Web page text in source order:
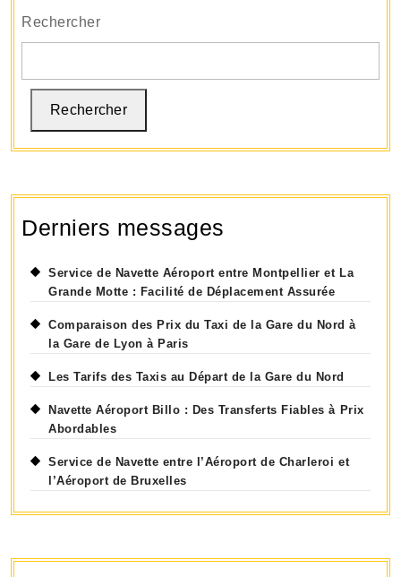
Pratique
Sécurisée
Rechercher
Rechercher
Derniers messages
Service de Navette Aéroport entre Montpellier et La
Grande Motte : Facilité de Déplacement Assurée
Comparaison des Prix du Taxi de la Gare du Nord à
la Gare de Lyon à Paris
Les Tarifs des Taxis au Départ de la Gare du Nord
Navette Aéroport Billo : Des Transferts Fiables à Prix
Abordables
Service de Navette entre l’Aéroport de Charleroi et
l’Aéroport de Bruxelles